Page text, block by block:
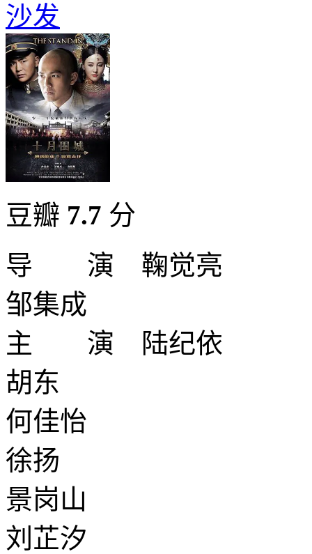
沙发
豆瓣 7.7 分
导 演 鞠觉亮
邹集成
主 演 陆纪依
胡东
何佳怡
徐扬
景岗山
刘芷汐